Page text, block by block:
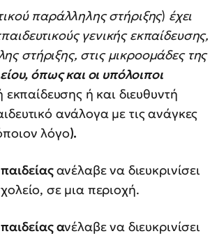
παράλληλης στήριξης) έχει
γενικής εκπαίδευσης,
στήριξης, στις μικροομάδες της
όπως και οι υπόλοιποι
εκπαίδευσης ή και διευθυντή
ανάλογα με τις ανάγκες
λόγο).
ανέλαβε να διευκρινίσει
σε μια περιοχή.
ανέλαβε να διευκρινίσει